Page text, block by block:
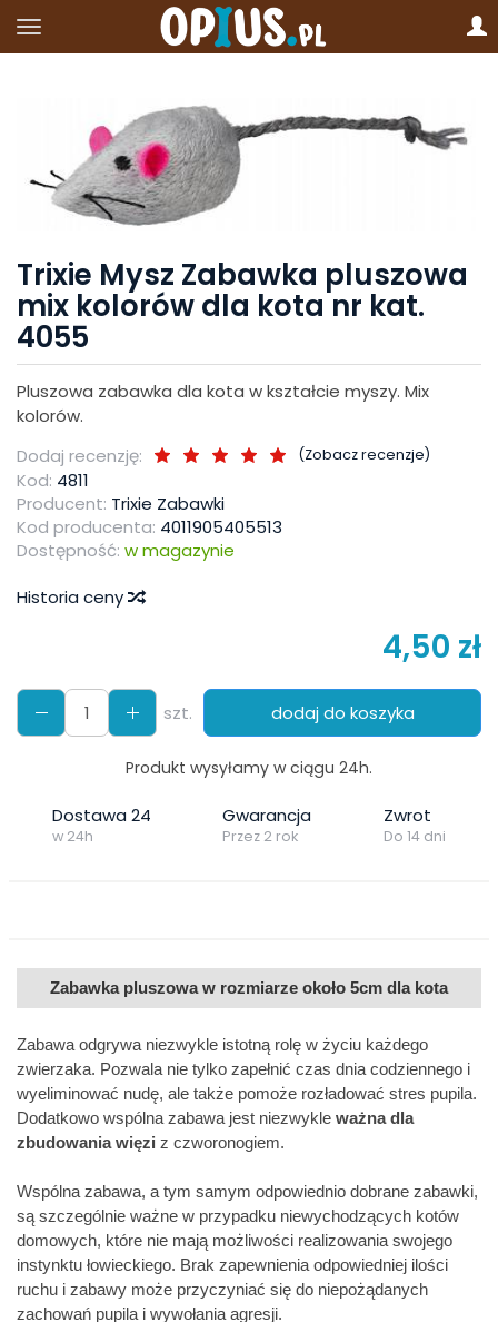
Trixie Mysz Zabawka pluszowa
mix kolorów dla kota nr kat.
4055
Pluszowa zabawka dla kota w kształcie myszy. Mix
kolorów.
Dodaj recenzję:
(Zobacz recenzje)
Kod: 4811
Producent: Trixie Zabawki
Kod producenta: 4011905405513
Dostępność: w magazynie
Historia ceny
4,50 zł
szt. dodaj do koszyka
Produkt wysyłamy w ciągu 24h.
Dostawa 24
w 24h
Gwarancja
Przez 2 rok
Zwrot
Do 14 dni
Zabawka pluszowa w rozmiarze około 5cm dla kota
Zabawa odgrywa niezwykle istotną rolę w życiu każdego
zwierzaka. Pozwala nie tylko zapełnić czas dnia codziennego i
wyeliminować nudę, ale także pomoże rozładować stres pupila.
Dodatkowo wspólna zabawa jest niezwykle ważna dla
zbudowania więzi z czworonogiem.
Wspólna zabawa, a tym samym odpowiednio dobrane zabawki,
są szczególnie ważne w przypadku niewychodzących kotów
domowych, które nie mają możliwości realizowania swojego
instynktu łowieckiego. Brak zapewnienia odpowiedniej ilości
ruchu i zabawy może przyczyniać się do niepożądanych
zachowań pupila i wywołania agresji.